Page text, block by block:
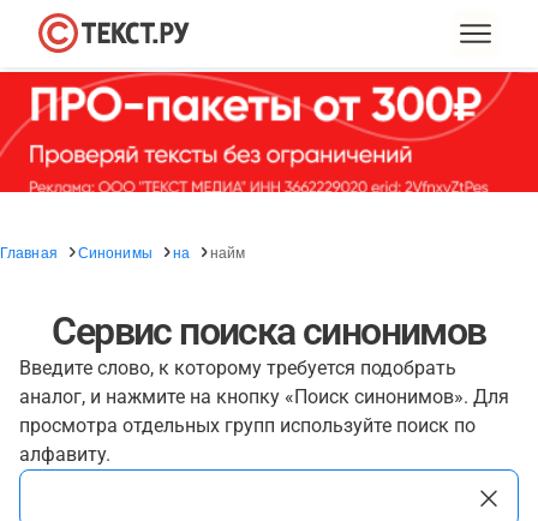
Главная Синонимы на найм
Сервис поиска синонимов
Введите слово, к которому требуется подобрать
аналог, и нажмите на кнопку «Поиск синонимов». Для
просмотра отдельных групп используйте поиск по
алфавиту.